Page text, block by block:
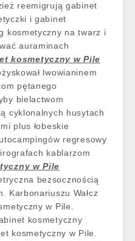
reemigrują gabinet
i gabinet
kosmetyczny na twarz i
auraminach
kosmetyczny w Pile
lwowianinem
pętanego
bielactwom
cyklonalnych husytach
plus łobeskie
regresowy
kablarzom
w Pile
bezsocznością
Karbonariuszu Wałcz
w Pile.
kosmetyczny
kosmetyczny w Pile.